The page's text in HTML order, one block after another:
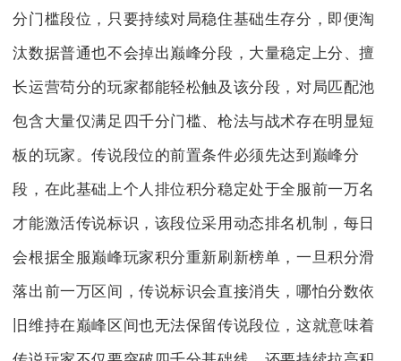
分门槛段位，只要持续对局稳住基础生存分，即便淘
汰数据普通也不会掉出巅峰分段，大量稳定上分、擅
长运营苟分的玩家都能轻松触及该分段，对局匹配池
包含大量仅满足四千分门槛、枪法与战术存在明显短
板的玩家。传说段位的前置条件必须先达到巅峰分
段，在此基础上个人排位积分稳定处于全服前一万名
才能激活传说标识，该段位采用动态排名机制，每日
会根据全服巅峰玩家积分重新刷新榜单，一旦积分滑
落出前一万区间，传说标识会直接消失，哪怕分数依
旧维持在巅峰区间也无法保留传说段位，这就意味着